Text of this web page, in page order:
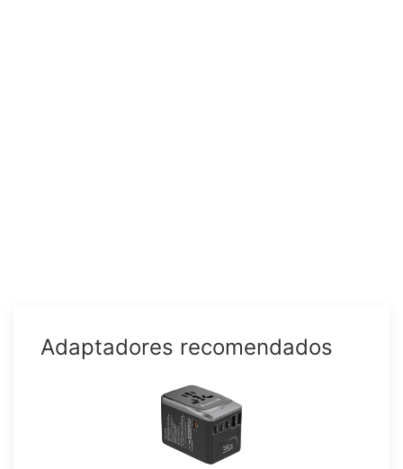
Adaptadores recomendados